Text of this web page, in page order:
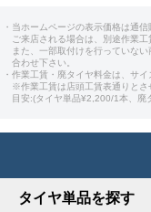
・当ホームページの表示価格は通
ご来店される場合は、別途作業
また、一部取付けを行っていな
合わせ下さい。
・作業工賃・廃タイヤ料金は、サ
※作業工賃は店頭工賃表通りとさ
目安:(タイヤ単品¥2,200/1本、廃
タイヤ単品を探す